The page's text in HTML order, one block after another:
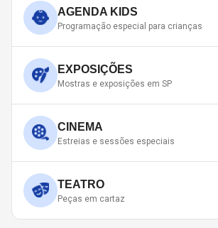
AGENDA KIDS
Programação especial para crianças
EXPOSIÇÕES
Mostras e exposições em SP
CINEMA
Estreias e sessões especiais
TEATRO
Peças em cartaz